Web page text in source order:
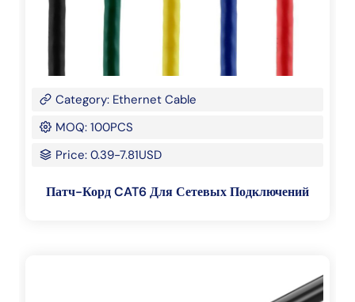
Category: Ethernet Cable
MOQ: 100PCS
Price: 0.39-7.81USD
Патч-Корд CAT6 Для Сетевых Подключений